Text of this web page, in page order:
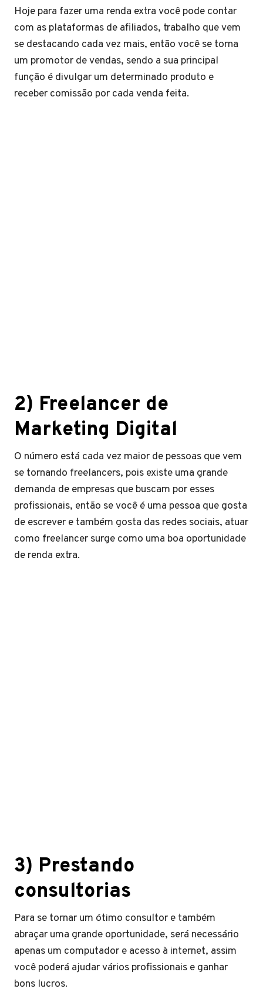
Hoje para fazer uma renda extra você pode contar
com as plataformas de afiliados, trabalho que vem
se destacando cada vez mais, então você se torna
um promotor de vendas, sendo a sua principal
função é divulgar um determinado produto e
receber comissão por cada venda feita.
2) Freelancer de
Marketing Digital
O número está cada vez maior de pessoas que vem
se tornando freelancers, pois existe uma grande
demanda de empresas que buscam por esses
profissionais, então se você é uma pessoa que gosta
de escrever e também gosta das redes sociais, atuar
como freelancer surge como uma boa oportunidade
de renda extra.
3) Prestando
consultorias
Para se tornar um ótimo consultor e também
abraçar uma grande oportunidade, será necessário
apenas um computador e acesso à internet, assim
você poderá ajudar vários profissionais e ganhar
bons lucros.